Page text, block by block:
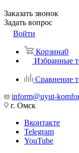
Заказать звонок
Задать вопрос
Войти
Корзина0
Избранные
Сравнение
inform@uyut-
г. Омск
Вконтакте
Telegram
YouTube